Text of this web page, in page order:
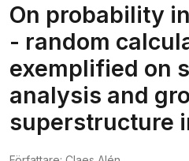
On probability
- random
exemplified on
analysis and
superstructure